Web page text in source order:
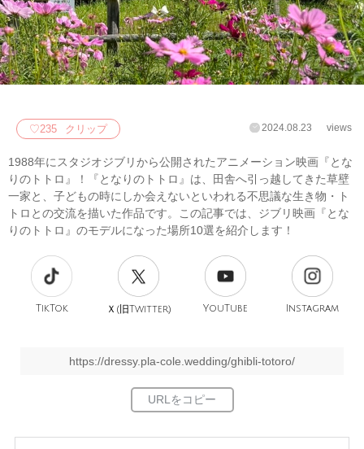
♡235 クリップ 2024.08.23 views
1988年にスタジオジブリから公開されたアニメーション映画『とな
りのトトロ』！『となりのトトロ』は、田舎へ引っ越してきた草壁
一家と、子どもの時にしか会えないといわれる不思議な生き物・ト
トロとの交流を描いた作品です。この記事では、ジブリ映画『とな
りのトトロ』のモデルになった場所10選を紹介します！
TikTok Ｘ(旧Twitter) YouTube Instagram
https://dressy.pla-cole.wedding/ghibli-totoro/